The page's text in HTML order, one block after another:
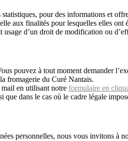
pour des informations et
aux finalités pour lesquelles elles ont
d’un droit de modification ou
pouvez à tout moment demander
fromagerie du Curé Nantais.
en utilisant notre formulaire en
dans le cas où le cadre légale
personnelles, nous vous invitons à